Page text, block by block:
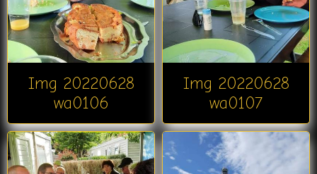
Img 20220628
wa0106
Img 20220628
wa0107